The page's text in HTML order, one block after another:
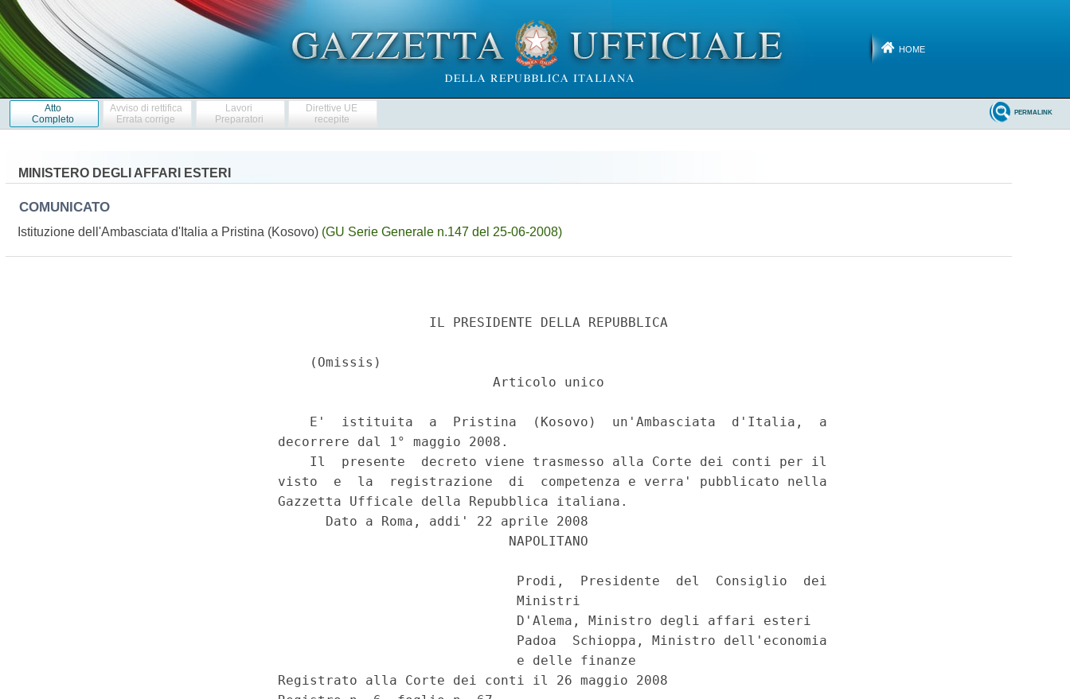
HOME
Atto
Completo
Avviso di rettifica
Errata corrige
Lavori
Preparatori
Direttive UE
recepite
PERMALINK
MINISTERO DEGLI AFFARI ESTERI
COMUNICATO
Istituzione dell'Ambasciata d'Italia a Pristina (Kosovo) (GU Serie Generale n.147 del 25-06-2008)